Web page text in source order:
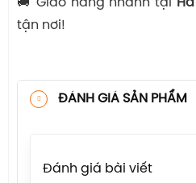
🚚 Giao hàng nhanh tại
tận nơi!
ĐÁNH GIÁ SẢN PHẨM
Đánh giá bài viết